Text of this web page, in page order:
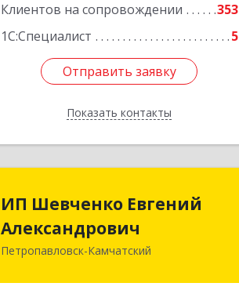
Клиентов на сопровождении
353
1С:Специалист
5
Отправить заявку
Показать контакты
Отправить заявку
Назад
ИП Шевченко Евгений
Александрович
Петропавловск-Камчатский
ИП Шевченко Евгений
Александрович
683010, Камчатский край,